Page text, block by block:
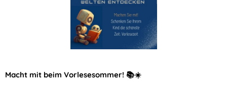
Macht mit beim Vorlesesommer! 📚☀️